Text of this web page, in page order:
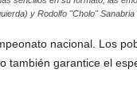
y Rodolfo "Cholo"
nacional. Los
también garantice el